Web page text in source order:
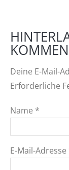
Deine E-Mail-
Erforderliche
Name *
E-Mail-Adresse